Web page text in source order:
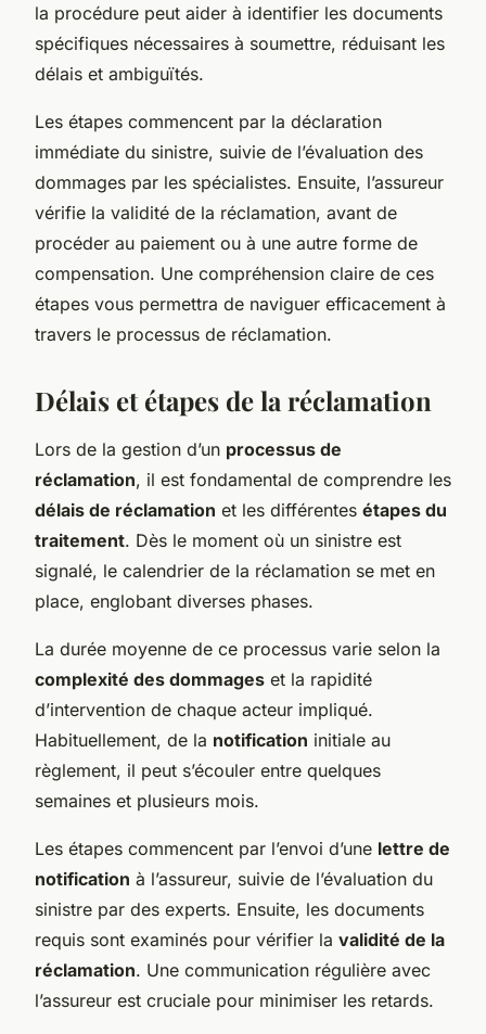
la procédure peut aider à identifier les documents
spécifiques nécessaires à soumettre, réduisant les
délais et ambiguïtés.
Les étapes commencent par la déclaration
immédiate du sinistre, suivie de l’évaluation des
dommages par les spécialistes. Ensuite, l’assureur
vérifie la validité de la réclamation, avant de
procéder au paiement ou à une autre forme de
compensation. Une compréhension claire de ces
étapes vous permettra de naviguer efficacement à
travers le processus de réclamation.
Délais et étapes de la réclamation
Lors de la gestion d’un processus de
réclamation, il est fondamental de comprendre les
délais de réclamation et les différentes étapes du
traitement. Dès le moment où un sinistre est
signalé, le calendrier de la réclamation se met en
place, englobant diverses phases.
La durée moyenne de ce processus varie selon la
complexité des dommages et la rapidité
d’intervention de chaque acteur impliqué.
Habituellement, de la notification initiale au
règlement, il peut s’écouler entre quelques
semaines et plusieurs mois.
Les étapes commencent par l’envoi d’une lettre de
notification à l’assureur, suivie de l’évaluation du
sinistre par des experts. Ensuite, les documents
requis sont examinés pour vérifier la validité de la
réclamation. Une communication régulière avec
l’assureur est cruciale pour minimiser les retards.